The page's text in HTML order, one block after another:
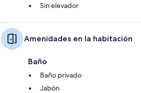
Sin elevador
Amenidades en la habitación
Baño
Baño privado
Jabón